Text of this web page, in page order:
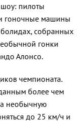
шоу: пилоты
гоночные машины
собранных
гонки
Алонсо.
чемпионата.
более чем
необычную
до 25 км/ч и